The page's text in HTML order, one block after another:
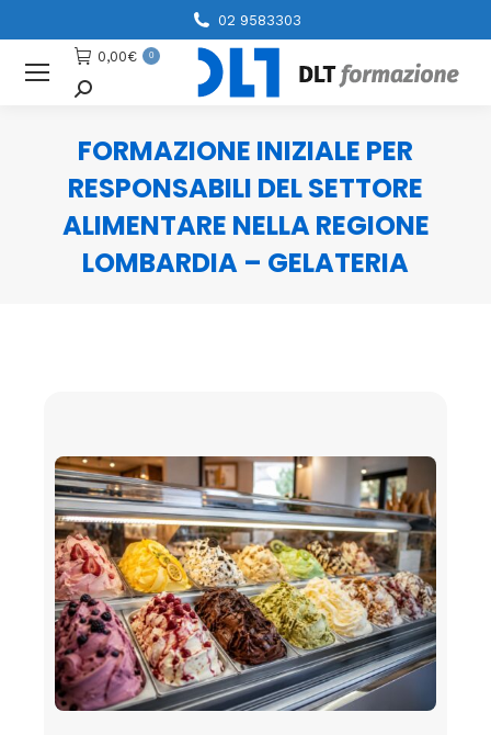
02 9583303
0,00€ 0
Cerca
FORMAZIONE INIZIALE PER
RESPONSABILI DEL SETTORE
ALIMENTARE NELLA REGIONE
LOMBARDIA – GELATERIA